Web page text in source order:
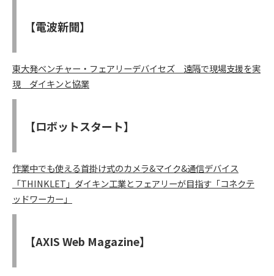
【電波新聞】
東大発ベンチャー・フェアリーデバイセズ 遠隔で現場支援を実
現 ダイキンと協業
【ロボットスタート】
作業中でも使える首掛け式のカメラ&マイク&通信デバイス
「THINKLET」ダイキン工業とフェアリーが目指す「コネクテ
ッドワーカー」
【AXIS Web Magazine】